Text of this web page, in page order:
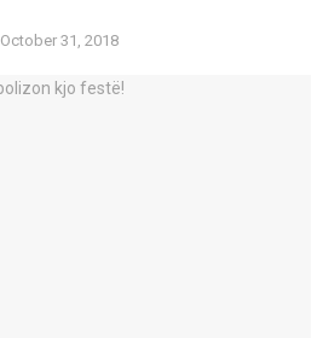
October 31, 2018